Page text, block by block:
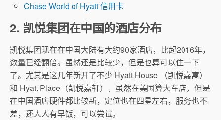
Chase World of Hyatt 信用卡
2. 凯悦集团在中国的酒店分布
凯悦集团现在在中国大陆有大约90家酒店，比起2016年，
数量已经翻倍。虽然还是比较少，但是也算可以住一下
了。尤其是这几年新开了不少 Hyatt House （凯悦嘉寓）
和 Hyatt Place（凯悦嘉轩），虽然在美国算大车店，但是
在中国酒店硬件都比较新，定位也在四星左右，服务也不
差，还人人有早饭，可以尝试。